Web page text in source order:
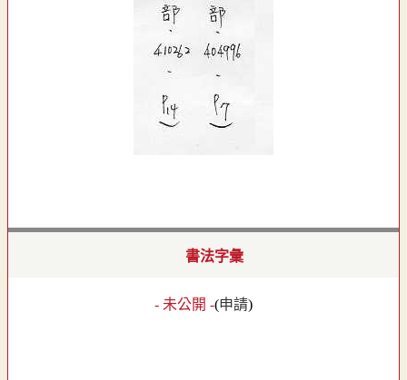
書法字彙
- 未公開 -(申請)